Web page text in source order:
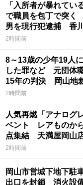
「入所者が暴れてい
で職員を包丁で突く
男を現行犯逮捕 香
2時間前
8～13歳の少年19人
した罪など 元団体
15年の判決 岡山地
ていて被害結果も非
2時間前
人気再燃「アナログ
ベント レアものか
点集結 天満屋岡山
2時間前
岡山市営城下地下
出口を封鎖 消火設